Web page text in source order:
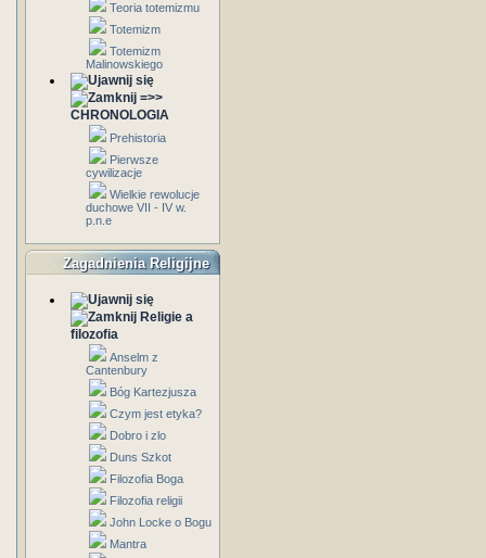
Teoria totemizmu
Totemizm
Totemizm
Malinowskiego
=>>
CHRONOLOGIA
Prehistoria
Pierwsze
cywilizacje
Wielkie rewolucje
duchowe VII - IV w.
p.n.e
Zagadnienia Religijne
Religie a
filozofia
Anselm z
Cantenbury
Bóg Kartezjusza
Czym jest etyka?
Dobro i zlo
Duns Szkot
Filozofia Boga
Filozofia religii
John Locke o Bogu
Mantra